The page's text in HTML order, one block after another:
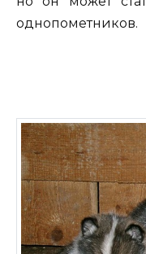
однопометников.